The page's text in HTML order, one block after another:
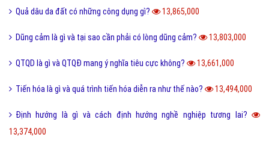
Quả dâu da đất có những công dụng gì? 13,865,000
Dũng cảm là gì và tại sao cần phải có lòng dũng cảm? 13,803,000
QTQD là gì và QTQĐ mang ý nghĩa tiêu cực không? 13,661,000
Tiến hóa là gì và quá trình tiến hóa diễn ra như thế nào? 13,494,000
Định hướng là gì và cách định hướng nghề nghiệp tương lai?
13,374,000